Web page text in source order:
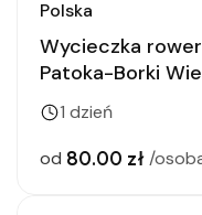
Polska
Wycieczka
Patoka-Borki
1 dzień
od 80.00 zł /